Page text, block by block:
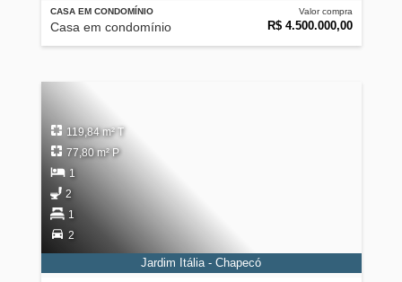
CASA EM CONDOMÍNIO
Casa em condomínio
Valor compra
R$ 4.500.000,00
119,84 m² T
77,80 m² P
1
2
1
2
Jardim Itália - Chapecó